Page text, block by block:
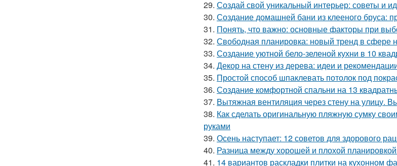
29. Создай свой уникальный интерьер: советы и
30. Создание домашней бани из клееного бруса:
31. Понять, что важно: основные факторы при
32. Свободная планировка: новый тренд в сфере
33. Создание уютной бело-зеленой кухни в 10
34. Декор на стену из дерева: идеи и
35. Простой способ шпаклевать потолок под
36. Создание комфортной спальни на 13
37. Вытяжная вентиляция через стену на улицу.
38. Как сделать оригинальную пляжную сумку
руками
39. Осень наступает: 12 советов для здорового
40. Разница между хорошей и плохой
41. 14 вариантов раскладки плитки на кухонном